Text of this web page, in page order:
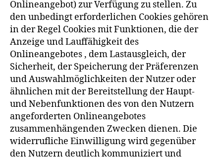
Onlineangebot) zur Verfügung zu stellen. Zu
den unbedingt erforderlichen Cookies gehören
in der Regel Cookies mit Funktionen, die der
Anzeige und Lauffähigkeit des
Onlineangebotes , dem Lastausgleich, der
Sicherheit, der Speicherung der Präferenzen
und Auswahlmöglichkeiten der Nutzer oder
ähnlichen mit der Bereitstellung der Haupt-
und Nebenfunktionen des von den Nutzern
angeforderten Onlineangebotes
zusammenhängenden Zwecken dienen. Die
widerrufliche Einwilligung wird gegenüber
den Nutzern deutlich kommuniziert und